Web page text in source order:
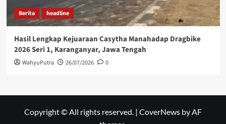
Berita headline
Hasil Lengkap Kejuaraan Casytha Manahadap Dragbike
2026 Seri 1, Karanganyar, Jawa Tengah
WahyuPutra 26/07/2026 0
Copyright © All rights reserved. | CoverNews by AF